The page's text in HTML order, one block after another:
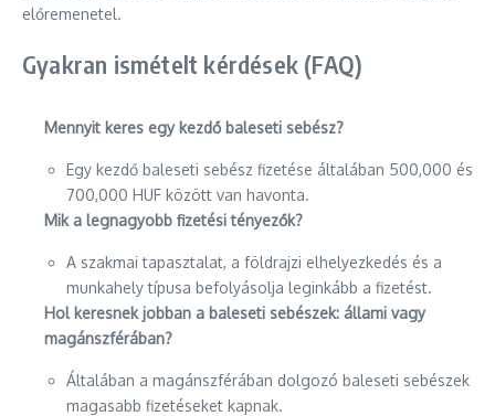
előremenetel.
Gyakran ismételt kérdések (FAQ)
Mennyit keres egy kezdő baleseti sebész?
Egy kezdő baleseti sebész fizetése általában 500,000 és
700,000 HUF között van havonta.
Mik a legnagyobb fizetési tényezők?
A szakmai tapasztalat, a földrajzi elhelyezkedés és a
munkahely típusa befolyásolja leginkább a fizetést.
Hol keresnek jobban a baleseti sebészek: állami vagy
magánszférában?
Általában a magánszférában dolgozó baleseti sebészek
magasabb fizetéseket kapnak.